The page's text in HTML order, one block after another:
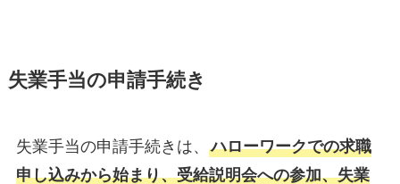
失業手当の申請手続き
失業手当の申請手続きは、 ハローワークでの求職
申し込みから始まり、受給説明会への参加、失業